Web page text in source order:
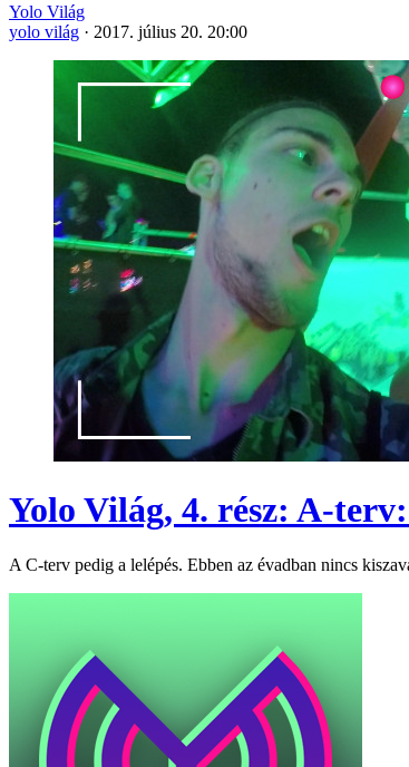
Yolo Világ
yolo világ · 2017. július 20. 20:00
Yolo Világ, 4. rész: A-
A C-terv pedig a lelépés. Ebben az évadban nincs